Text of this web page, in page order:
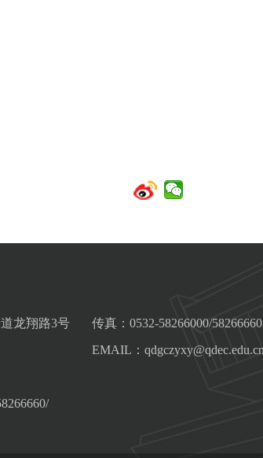
龙翔路3号
传真：0532-58266000/58266660
EMAIL：